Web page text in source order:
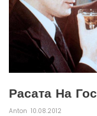
Расата На
Anton 10.08.2012